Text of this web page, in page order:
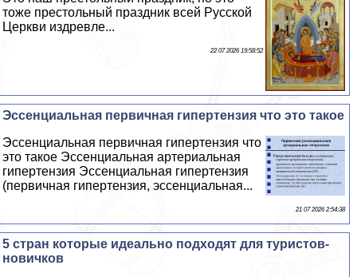
тоже престольный праздник всей Русской
Церкви издревле...
22 07 2026 19:58:52
Эссенциальная первичная гипертензия что это такое
Эссенциальная первичная гипертензия что
это такое Эссенциальная артериальная
гипертензия Эссенциальная гипертензия
(первичная гипертензия, эссенциальная...
21 07 2026 2:54:38
5 стран которые идеально подходят для туристов-
новичков